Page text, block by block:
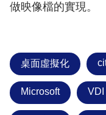
做映像檔的實現。
桌面虛擬化
Microsoft VDI